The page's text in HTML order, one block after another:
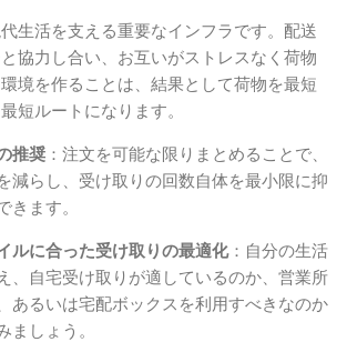
生活を支える重要なインフラです。配送
協力し合い、お互いがストレスなく荷物
境を作ることは、結果として荷物を最短
短ルートになります。
推奨 ：注文を可能な限りまとめることで、
減らし、受け取りの回数自体を最小限に抑
きます。
ルに合った受け取りの最適化：自分の生活
、自宅受け取りが適しているのか、営業所
あるいは宅配ボックスを利用すべきなのか
ましょう。